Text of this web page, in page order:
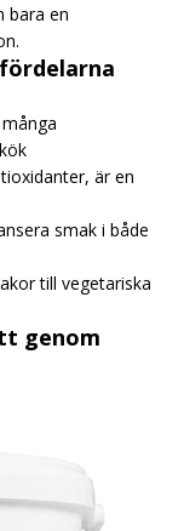
bara en
är en
smak i både
till vegetariska
genom